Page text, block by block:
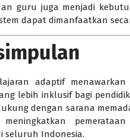
guru juga menjadi
dapat dimanfaatkan
adaptif menawarkan
lebih inklusif bagi
dengan sarana
pemerataan
seluruh Indonesia.